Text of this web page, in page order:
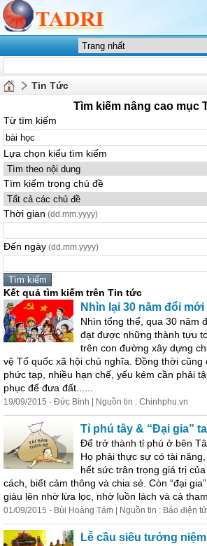
Tin Tức
Tìm kiếm nâng cao mục
Từ tìm kiếm
Lựa chọn kiểu tìm kiếm
Tìm kiếm trong chủ đề
Thời gian (dd.mm.yyyy)
Đến ngày (dd.mm.yyyy)
Kết quả tìm kiếm trên Tin tức
Nhìn lại 30 năm đổi mới
Nhìn tổng thể, qua 30 năm
đạt được những thành tựu
trên con đường xây dựng
vệ Tổ quốc xã hội chủ nghĩa. Đồng thời cũng
phức tạp, nhiều hạn chế, yếu kém cần phải
phục để đưa đất......
19/09/2015 - Đức Bình | Nguồn tin : Chinhphu.vn
Tỉ phú tây & “Đại gia”
Để trở thành tỉ phú ở bên
Họ phải thực sự có tài
hết sức trân trọng giá trị
cách, biết cảm thông và chia sẻ. Còn “đại
giàu lên nhờ lừa lọc, nhờ luồn lách và cả tham
01/09/2015 - Bùi Hoàng Tám | Nguồn tin : Báo điện
Lễ cầu siêu tưởng